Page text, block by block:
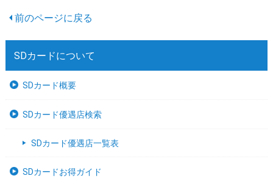
SDカードについて
SDカード概要
SDカード優遇店検索
SDカード優遇店一覧表
SDカードお得ガイド